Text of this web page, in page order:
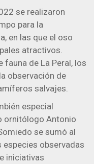
se realizaron
para la
en las que el oso
atractivos.
fauna de La Peral, los
observación de
salvajes.
especial
ornitólogo Antonio
se sumó al
especies observadas
iniciativas